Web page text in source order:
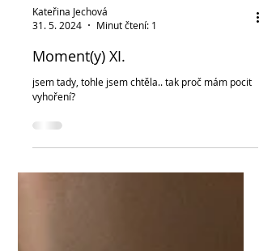
Kateřina Jechová
31. 5. 2024
Minut čtení: 1
Moment(y) XI.
jsem tady, tohle jsem chtěla.. tak proč mám pocit